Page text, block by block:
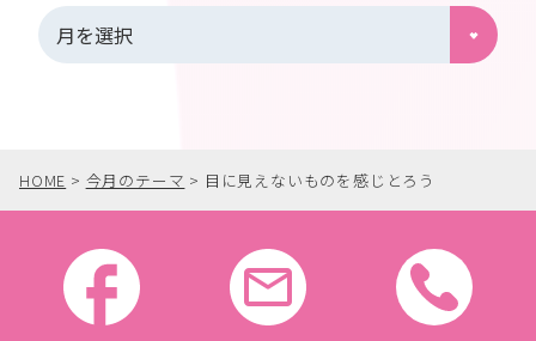
HOME > 今月のテーマ > 目に見えないものを感じとろう